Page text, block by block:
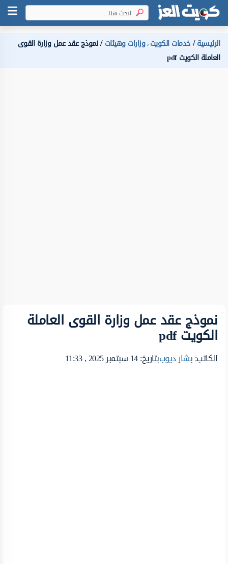
الرئيسية خدمات الكويت،وزارات وهيئات نموذج عقد عمل وزارة القوى
العاملة الكويت pdf
نموذج عقد عمل وزارة القوى العاملة
الكويت pdf
الكاتب:بشار ديوببتاريخ: 14 سبتمبر 2025 , 11:33